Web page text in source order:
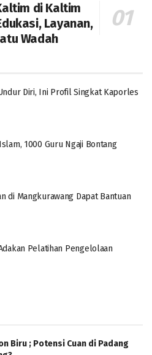
di Kaltim
Layanan,
Wadah
Diri, Ini Profil Singkat Kaporles
1000 Guru Ngaji Bontang
di Mangkurawang Dapat Bantuan
Pelatihan Pengelolaan
Biru ; Potensi Cuan di Padang